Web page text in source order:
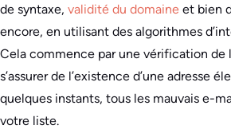
de syntaxe, validité du domaine et bien
encore, en utilisant des algorithmes
Cela commence par une vérification de
s’assurer de l’existence d’une adresse
quelques instants, tous les mauvais e-
votre liste.